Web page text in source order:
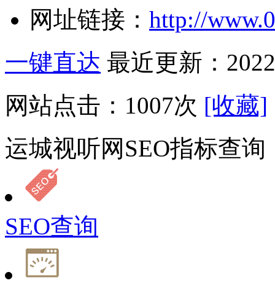
网址链接： http://
一键直达 最近更新：
网站点击： 1007次 [收藏]
运城视听网SEO指标查询
SEO查询